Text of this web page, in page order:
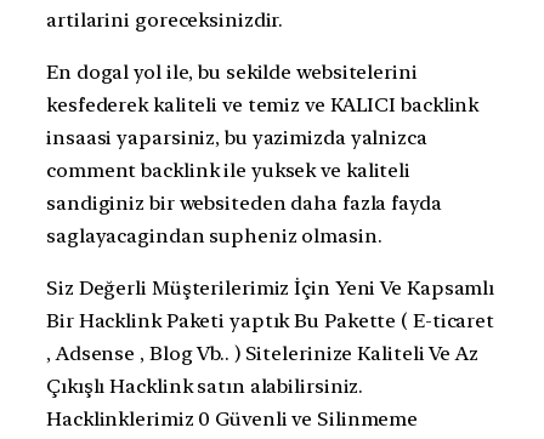
artilarini goreceksinizdir.
En dogal yol ile, bu sekilde websitelerini
kesfederek kaliteli ve temiz ve KALICI backlink
insaasi yaparsiniz, bu yazimizda yalnizca
comment backlink ile yuksek ve kaliteli
sandiginiz bir websiteden daha fazla fayda
saglayacagindan supheniz olmasin.
Siz Değerli Müşterilerimiz İçin Yeni Ve Kapsamlı
Bir Hacklink Paketi yaptık Bu Pakette ( E-ticaret
, Adsense , Blog Vb.. ) Sitelerinize Kaliteli Ve Az
Çıkışlı Hacklink satın alabilirsiniz.
Hacklinklerimiz 0 Güvenli ve Silinmeme